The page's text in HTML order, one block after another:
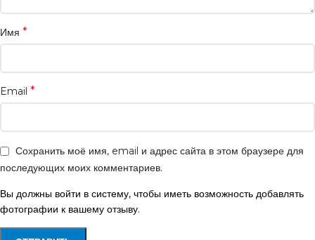
Имя *
Email *
Сохранить моё имя, email и адрес сайта в этом браузере для
последующих моих комментариев.
Вы должны войти в систему, чтобы иметь возможность добавлять
фотографии к вашему отзыву.